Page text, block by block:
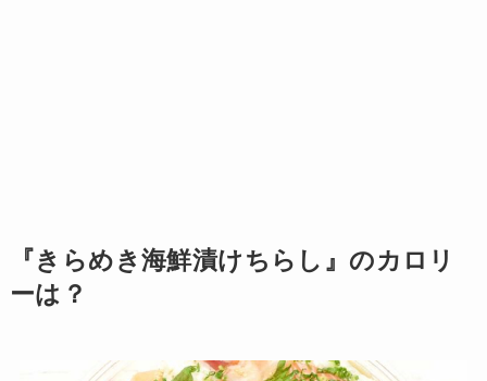
『きらめき海鮮漬けちらし』のカロリ
ーは？